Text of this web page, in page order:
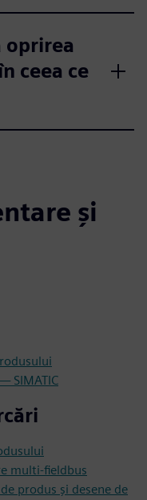
oprirea
ceea ce
și
SIMATIC
multi-fieldbus
produs și desene de